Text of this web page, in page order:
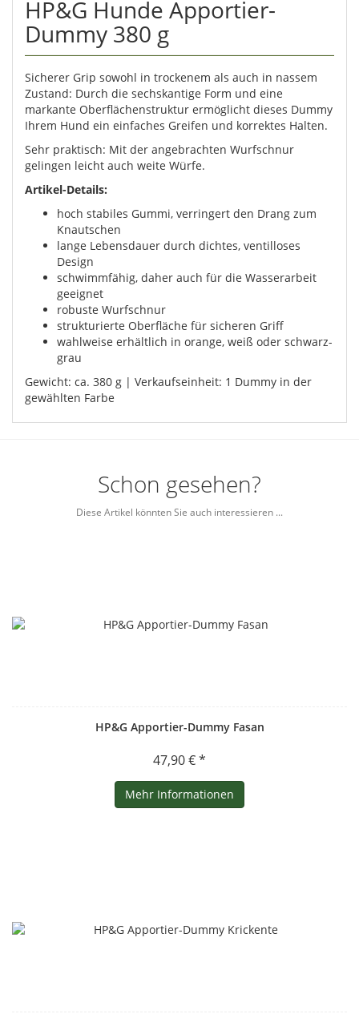
HP&G Hunde Apportier-
Dummy 380 g
Sicherer Grip sowohl in trockenem als auch in nassem
Zustand: Durch die sechskantige Form und eine
markante Oberflächenstruktur ermöglicht dieses Dummy
Ihrem Hund ein einfaches Greifen und korrektes Halten.
Sehr praktisch: Mit der angebrachten Wurfschnur
gelingen leicht auch weite Würfe.
Artikel-Details:
hoch stabiles Gummi, verringert den Drang zum
Knautschen
lange Lebensdauer durch dichtes, ventilloses
Design
schwimmfähig, daher auch für die Wasserarbeit
geeignet
robuste Wurfschnur
strukturierte Oberfläche für sicheren Griff
wahlweise erhältlich in orange, weiß oder schwarz-
grau
Gewicht: ca. 380 g | Verkaufseinheit: 1 Dummy in der
gewählten Farbe
Schon gesehen?
Diese Artikel könnten Sie auch interessieren ...
HP&G Apportier-Dummy Fasan
47,90 € *
Mehr Informationen